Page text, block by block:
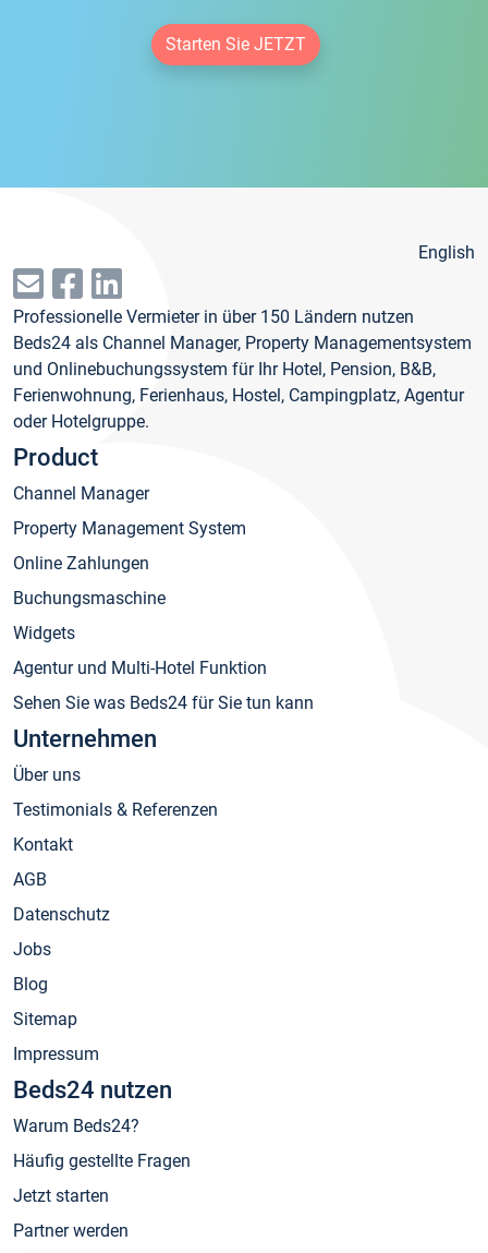
Starten Sie JETZT
English
Professionelle Vermieter in über 150 Ländern nutzen
Beds24 als Channel Manager, Property Managementsystem
und Onlinebuchungssystem für Ihr Hotel, Pension, B&B,
Ferienwohnung, Ferienhaus, Hostel, Campingplatz, Agentur
oder Hotelgruppe.
Product
Channel Manager
Property Management System
Online Zahlungen
Buchungsmaschine
Widgets
Agentur und Multi-Hotel Funktion
Sehen Sie was Beds24 für Sie tun kann
Unternehmen
Über uns
Testimonials & Referenzen
Kontakt
AGB
Datenschutz
Jobs
Blog
Sitemap
Impressum
Beds24 nutzen
Warum Beds24?
Häufig gestellte Fragen
Jetzt starten
Partner werden